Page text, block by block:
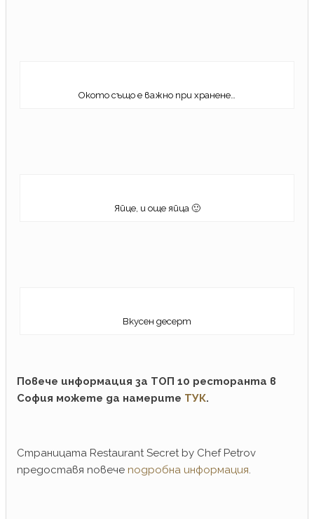
Окото също е важно при хранене…
Яйце, и още яйца 🙂
Вкусен десерт
Повече информация за ТОП 10 ресторанта в
София можете да намерите ТУК.
Страницата Restaurant Secret by Chef Petrov
предоставя повече подробна информация.